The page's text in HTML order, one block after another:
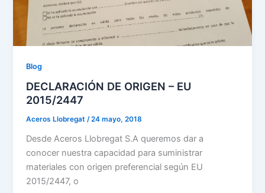
Blog
DECLARACIÓN DE ORIGEN – EU
2015/2447
Aceros Llobregat/24 mayo, 2018
Desde Aceros Llobregat S.A queremos dar a
conocer nuestra capacidad para suministrar
materiales con origen preferencial según EU
2015/2447, o